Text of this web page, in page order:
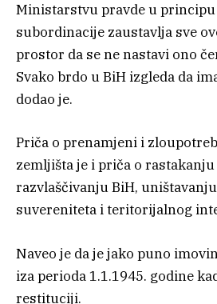
Ministarstvu pravde u
subordinacije zaustavlja sve
prostor da se ne nastavi ono
Svako brdo u BiH izgleda da
dodao je.
Priča o prenamjeni i
zemljišta je i priča o
razvlaščivanju BiH,
suvereniteta i teritorijalnog
Naveo je da je jako puno
iza perioda 1.1.1945. godine
restituciji.